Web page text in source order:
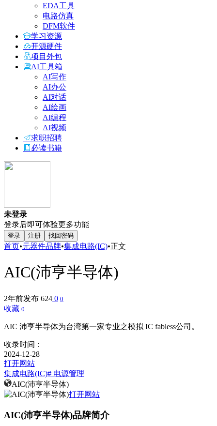
EDA工具
电路仿真
DFM软件
学习资源
开源硬件
项目外包
AI工具箱
AI写作
AI办公
AI对话
AI绘画
AI编程
AI视频
求职招聘
必读书籍
未登录
登录后即可体验更多功能
登录 注册 找回密码
首页•元器件品牌•集成电路(IC)•正文
AIC(沛亨半导体)
2年前发布 624 0 0
收藏 0
AIC 沛亨半导体为台湾第一家专业之模拟 IC fabless公司。
收录时间：
2024-12-28
打开网站
集成电路(IC)# 电源管理
AIC(沛亨半导体)
打开网站
AIC(沛亨半导体)品牌简介